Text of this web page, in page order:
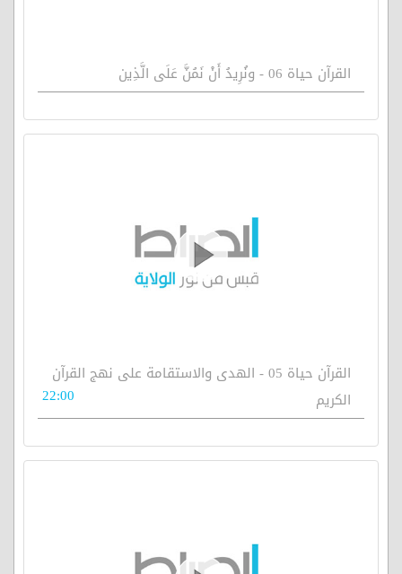
القرآن حياة 06 - ونُرِيدُ أَنْ نَمُنَّ عَلَى الَّذِين
القرآن حياة 05 - الهدى والاستقامة على نهج القرآن
الكريم
22:00